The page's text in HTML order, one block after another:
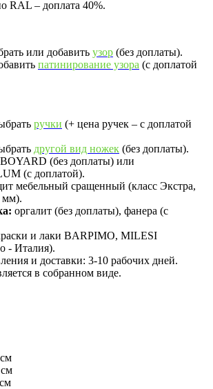
RAL – доплата 40%.
или добавить узор (без доплаты).
патинирование узора (с доплатой
ручки (+ цена ручек – с доплатой
другой вид ножек (без доплаты).
BOYARD (без доплаты) или
(с доплатой).
мебельный сращенный (класс Экстра,
мм).
оргалит (без доплаты), фанера (с
и лаки BARPIMO, MILESI
- Италия).
и доставки: 3-10 рабочих дней.
в собранном виде.